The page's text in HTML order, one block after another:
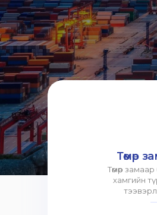
Төмөр
Төмөр
хамгийн